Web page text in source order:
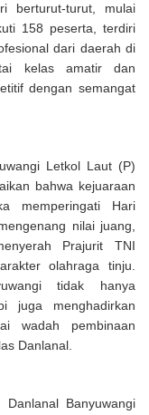
berturut-turut, mulai
158 peserta, terdiri
dari daerah di
kelas amatir dan
dengan semangat
Letkol Laut (P)
bahwa kejuaraan
memperingati Hari
nilai juang,
Prajurit TNI
olahraga tinju.
tidak hanya
juga menghadirkan
wadah pembinaan
Danlanal.
Banyuwangi